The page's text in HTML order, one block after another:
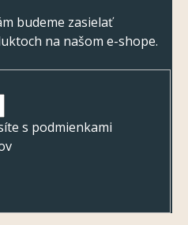
budeme zasielať
na našom e-shope.
s podmienkami